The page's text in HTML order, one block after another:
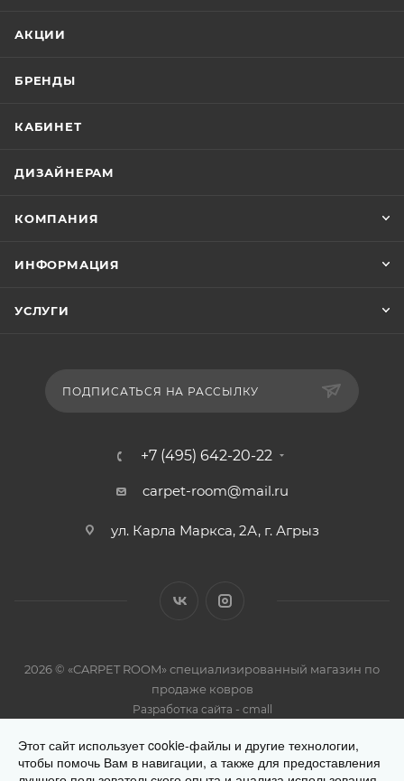
АКЦИИ
БРЕНДЫ
КАБИНЕТ
ДИЗАЙНЕРАМ
КОМПАНИЯ
ИНФОРМАЦИЯ
УСЛУГИ
ПОДПИСАТЬСЯ НА РАССЫЛКУ
+7 (495) 642-20-22
carpet-room@mail.ru
ул. Карла Маркса, 2А, г. Агрыз
2026 © «CARPET ROOM» специализированный магазин по
продаже ковров
Разработка сайта - cmall
Этот сайт использует cookie-файлы и другие технологии,
чтобы помочь Вам в навигации, а также для предоставления